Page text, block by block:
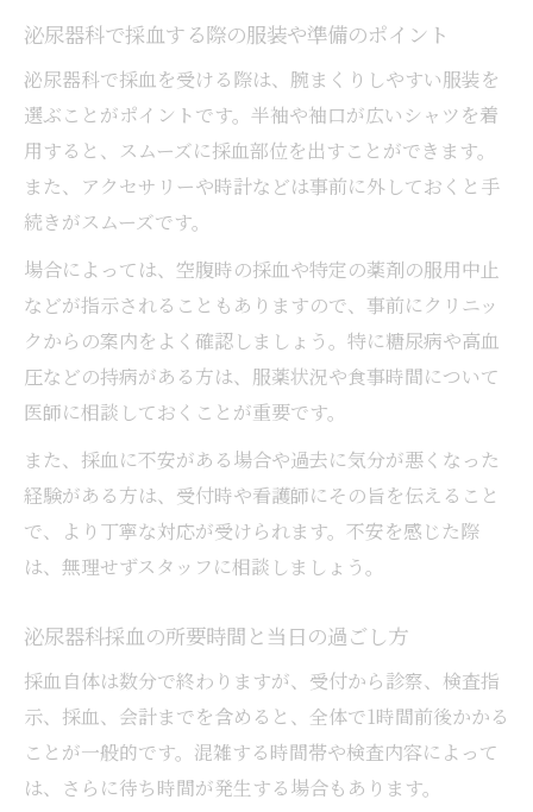
ート
小金井市で泌尿器科検査を安心して進める方法
泌尿器科検査を受ける前に確認すべきポイ
ント
小金井市で受けられる泌尿器科検査の種類
と流れ
泌尿器科の予約や土曜診療の活用法を紹介
泌尿器科検査時のプライバシー対策と安心
感
泌尿器科検査をスムーズに進めるコツと注
意点
泌尿器科で採血する際の服装や準備のポイント
泌尿器科で採血を受ける際は、腕まくりしやすい服装を
選ぶことがポイントです。半袖や袖口が広いシャツを着
用すると、スムーズに採血部位を出すことができます。
また、アクセサリーや時計などは事前に外しておくと手
続きがスムーズです。
場合によっては、空腹時の採血や特定の薬剤の服用中止
などが指示されることもありますので、事前にクリニッ
クからの案内をよく確認しましょう。特に糖尿病や高血
圧などの持病がある方は、服薬状況や食事時間について
医師に相談しておくことが重要です。
また、採血に不安がある場合や過去に気分が悪くなった
経験がある方は、受付時や看護師にその旨を伝えること
で、より丁寧な対応が受けられます。不安を感じた際
は、無理せずスタッフに相談しましょう。
泌尿器科採血の所要時間と当日の過ごし方
採血自体は数分で終わりますが、受付から診察、検査指
示、採血、会計までを含めると、全体で1時間前後かかる
ことが一般的です。混雑する時間帯や検査内容によって
は、さらに待ち時間が発生する場合もあります。